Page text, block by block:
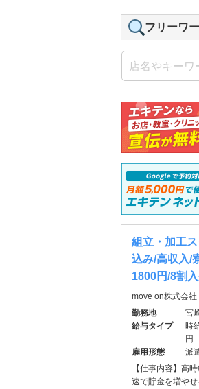
フリーワ
組立・加工
込み/高収入/
1800円/8割
move on株式会社
勤務地
宮
給与タイプ
時
円
雇用形態
派
【仕事内容】高
速で貯金を増や